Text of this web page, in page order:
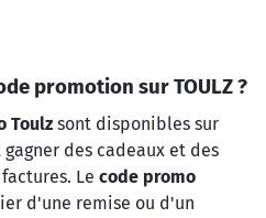
promotion sur TOULZ ?
Toulz sont disponibles sur
des cadeaux et des
Le code promo
d'une remise ou d'un